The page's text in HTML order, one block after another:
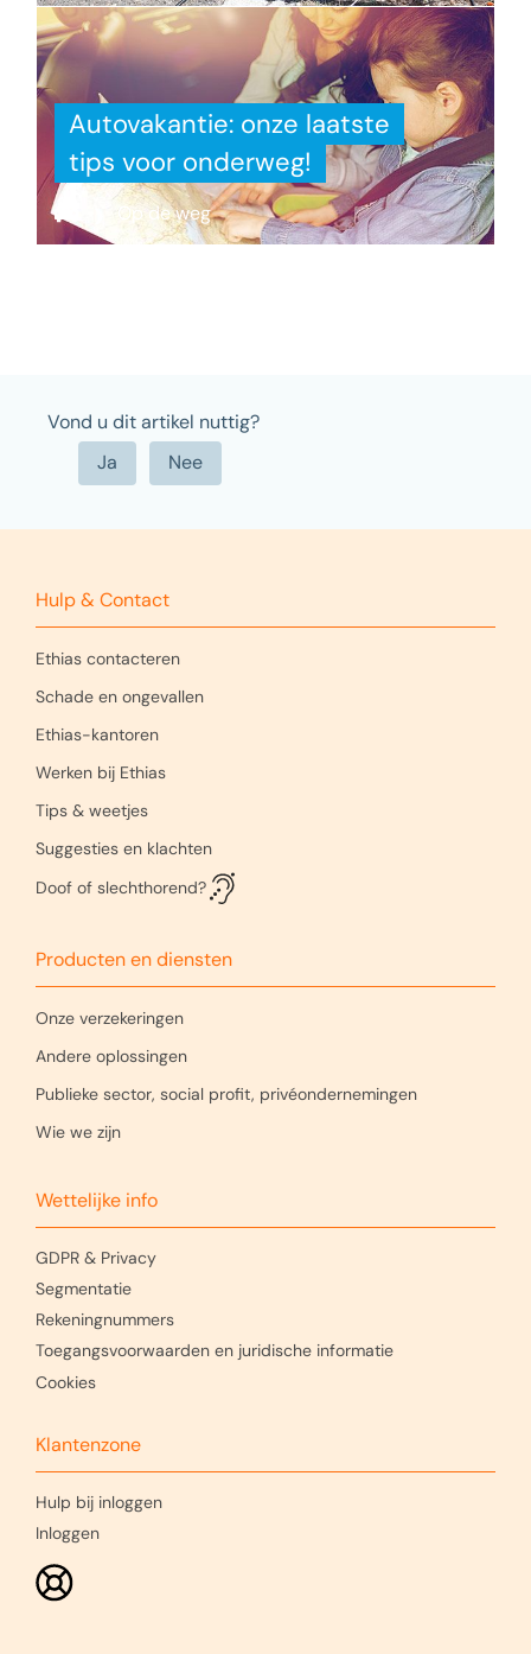
Autovakantie: onze laatste
tips voor onderweg!
Op de weg
Vond u dit artikel nuttig?
Hulp & Contact
Ethias contacteren
Schade en ongevallen
Ethias-kantoren
Werken bij Ethias
Tips & weetjes
Suggesties en klachten
Doof of slechthorend?
Producten en diensten
Onze verzekeringen
Andere oplossingen
Publieke sector, social profit, privéondernemingen
Wie we zijn
Wettelijke info
GDPR & Privacy
Segmentatie
Rekeningnummers
Toegangsvoorwaarden en juridische informatie
Cookies
Klantenzone
Hulp bij inloggen
Inloggen